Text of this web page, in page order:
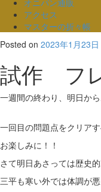
オニパン通販
アクセス
マスターの折々帳
Posted on 2023年1月23日
試作 フ
一週間の終わり、明日か
一回目の問題点をクリア
お楽しみに！！
さて明日あさっては歴史
三平も寒い外では体調が